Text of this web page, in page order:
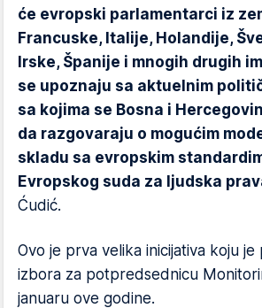
će evropski parlamentarci iz
Francuske, Italije, Holandije,
Irske, Španije i mnogih drugih
se upoznaju sa aktuelnim
sa kojima se Bosna i
da razgovaraju o mogućim
skladu sa evropskim
Evropskog suda za ljudska
Ćudić.
Ovo je prva velika inicijativa koju
izbora za potpredsednicu
januaru ove godine.